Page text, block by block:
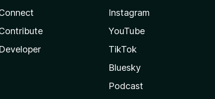
Developer
Instagram
YouTube
TikTok
Bluesky
Podcast